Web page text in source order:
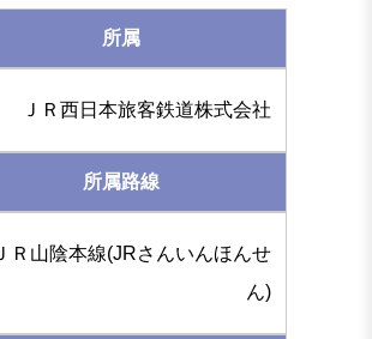
所属
ＪＲ西日本旅客鉄道株式会社
所属路線
ＪＲ山陰本線(JRさんいんほんせ
ん)